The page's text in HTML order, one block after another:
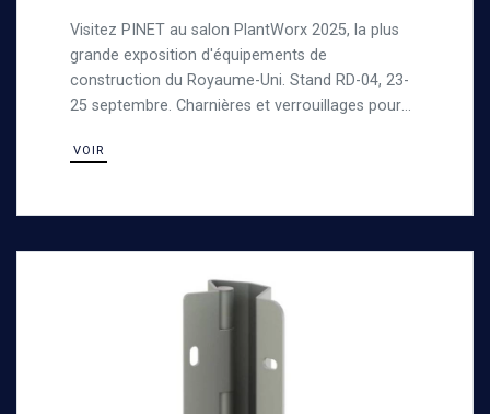
Visitez PINET au salon PlantWorx 2025, la plus
grande exposition d'équipements de
construction du Royaume-Uni. Stand RD-04, 23-
25 septembre. Charnières et verrouillages pour
VOIR